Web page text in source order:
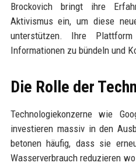
Brockovich bringt ihre
Aktivismus ein, um diese
unterstützen. Ihre
Informationen zu bündeln und
Die Rolle der
Technologiekonzerne wie
investieren massiv in den
betonen häufig, dass sie
Wasserverbrauch reduzieren